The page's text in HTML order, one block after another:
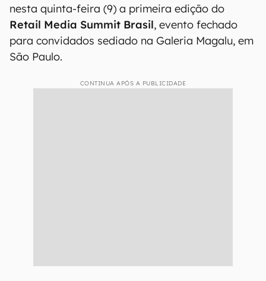
nesta quinta-feira (9) a primeira edição do
Retail Media Summit Brasil, evento fechado
para convidados sediado na Galeria Magalu, em
São Paulo.
CONTINUA APÓS A PUBLICIDADE